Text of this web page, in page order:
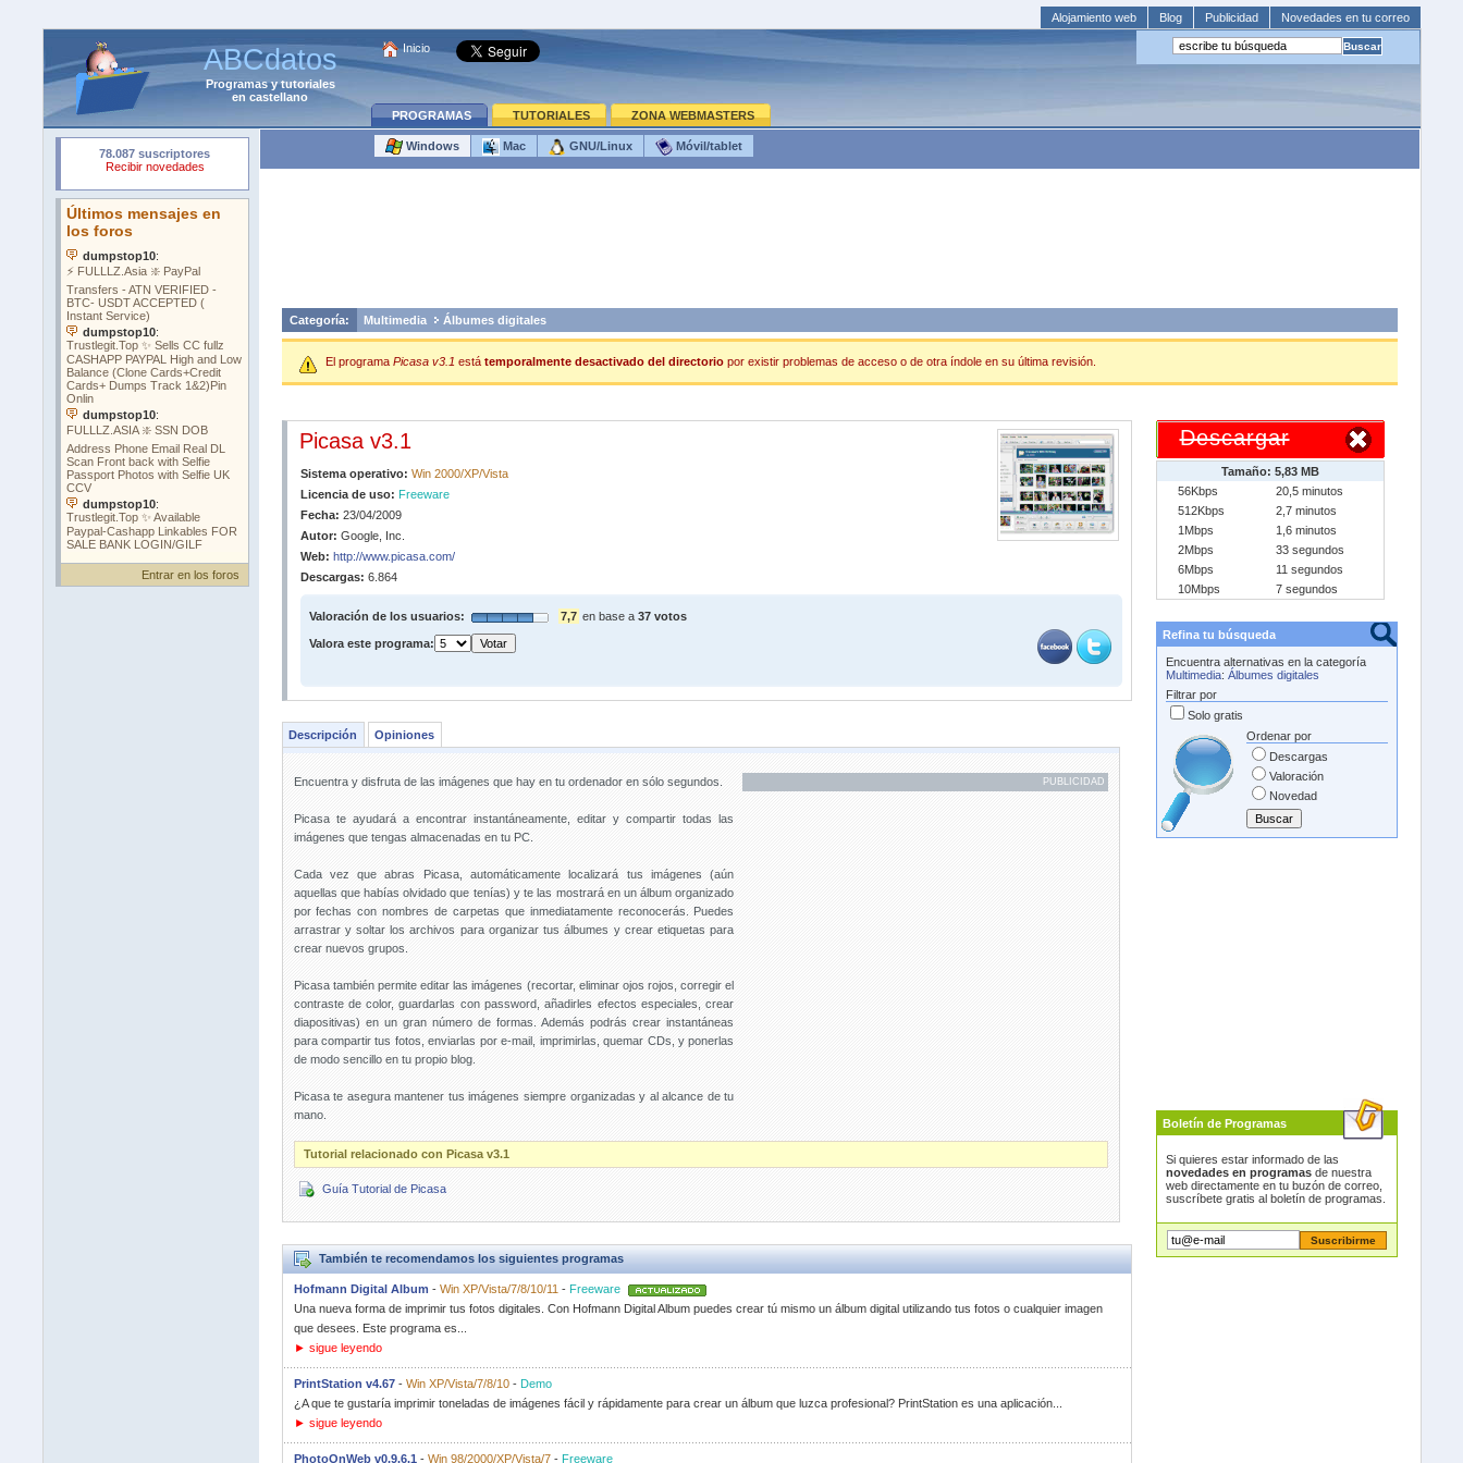
Alojamiento web Blog Publicidad Novedades en tu correo
ABCdatos
Programasytutoriales
en castellano
Inicio
PROGRAMAS TUTORIALES ZONA WEBMASTERS
Entrar en los foros
Windows Mac GNU/Linux Móvil/tablet
Categoría: Multimedia Álbumes digitales
El programa Picasa v3.1 está temporalmente desactivado del directoriopor existir problemas de acceso o de otra índole en su última revisión.
Picasa v3.1
Sistema operativo: Win 2000/XP/Vista
Licencia de uso: Freeware
Fecha: 23/04/2009
Autor: Google, Inc.
Web: http://www.picasa.com/
Descargas: 6.864
Valoración de los usuarios: 7,7 en base a 37 votos
Valora este programa:
Descripción Opiniones
PUBLICIDAD
Encuentra y disfruta de las imágenes que hay en tu ordenador en sólo segundos.
Picasa te ayudará a encontrar instantáneamente, editar y compartir todas las
imágenes que tengas almacenadas en tu PC.
Cada vez que abras Picasa, automáticamente localizará tus imágenes (aún
aquellas que habías olvidado que tenías) y te las mostrará en un álbum organizado
por fechas con nombres de carpetas que inmediatamente reconocerás. Puedes
arrastrar y soltar los archivos para organizar tus álbumes y crear etiquetas para
crear nuevos grupos.
Picasa también permite editar las imágenes (recortar, eliminar ojos rojos, corregir el
contraste de color, guardarlas con password, añadirles efectos especiales, crear
diapositivas) en un gran número de formas. Además podrás crear instantáneas
para compartir tus fotos, enviarlas por e-mail, imprimirlas, quemar CDs, y ponerlas
de modo sencillo en tu propio blog.
Picasa te asegura mantener tus imágenes siempre organizadas y al alcance de tu
mano.
Tutorial relacionado con Picasa v3.1
Guía Tutorial de Picasa
También te recomendamos los siguientes programas
Hofmann Digital Album - Win XP/Vista/7/8/10/11 - Freeware
Una nueva forma de imprimir tus fotos digitales. Con Hofmann Digital Album puedes crear tú mismo un álbum digital utilizando tus fotos o cualquier imagen
que desees. Este programa es...
► sigue leyendo
PrintStation v4.67- Win XP/Vista/7/8/10- Demo
¿A que te gustaría imprimir toneladas de imágenes fácil y rápidamente para crear un álbum que luzca profesional? PrintStation es una aplicación...
► sigue leyendo
PhotoOnWeb v0.9.6.1 - Win 98/2000/XP/Vista/7- Freeware
Descargar
Tamaño: 5,83 MB
56Kbps
20,5 minutos
512Kbps
2,7 minutos
1Mbps
1,6 minutos
2Mbps
33 segundos
6Mbps
11 segundos
10Mbps
7 segundos
Refina tu búsqueda
Encuentra alternativas en la categoría
Multimedia: Álbumes digitales
Filtrar por
Solo gratis
Ordenar por
Descargas
Valoración
Novedad
Boletín de Programas
Si quieres estar informado de las
novedades en programasde nuestra
web directamente en tu buzón de correo,
suscríbete gratis al boletín de programas.